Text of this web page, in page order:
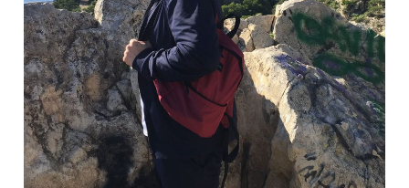
Trabajos
Sobre mí
Reflexiones
Blog de desarrollo
Cómics
Diario